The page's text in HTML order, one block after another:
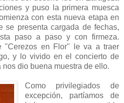
y puso la primera muesca
con esta nueva etapa en
se presenta cargada de fechas,
paso a paso y con firmeza.
"Cerezos en Flor" le va a traer
y lo vivido en el concierto de
dio buena muestra de ello.
Como privilegiados de
excepción, partíamos de